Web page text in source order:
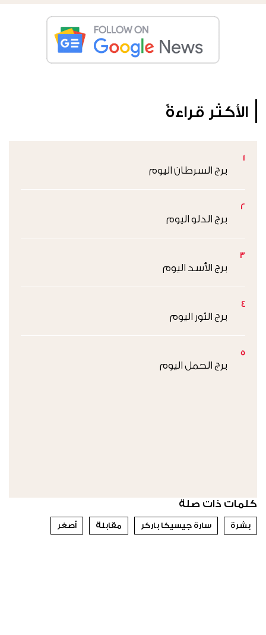
الأكثر قراءةً
1
برج السرطان اليوم
2
برج الدلو اليوم
3
برج الأسد اليوم
4
برج الثور اليوم
5
برج الحمل اليوم
كلمات ذات صلة
بشرة سارة جيسيكا باركر مقابلة أصغر